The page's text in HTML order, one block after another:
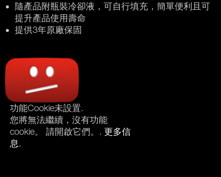
隨產品附瓶裝冷卻液，可自行填充，簡單便利且可
提升產品使用壽命
提供3年原廠保固
功能Cookie未設置.
您將無法繼續，沒有功能
cookie。 請開啟它們。. 更多信
息.